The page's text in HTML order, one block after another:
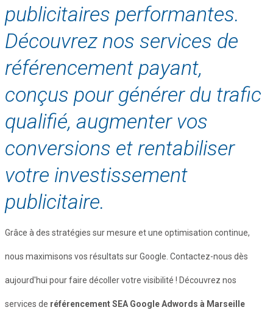
publicitaires performantes.
Découvrez nos services de
référencement payant,
conçus pour générer du trafic
qualifié, augmenter vos
conversions et rentabiliser
votre investissement
publicitaire.
Grâce à des stratégies sur mesure et une optimisation continue,
nous maximisons vos résultats sur Google. Contactez-nous dès
aujourd'hui pour faire décoller votre visibilité ! Découvrez nos
services de référencement SEA Google Adwords à Marseille